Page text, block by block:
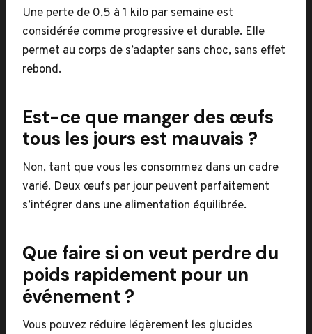
Une perte de 0,5 à 1 kilo par semaine est
considérée comme progressive et durable. Elle
permet au corps de s’adapter sans choc, sans effet
rebond.
Est-ce que manger des œufs
tous les jours est mauvais ?
Non, tant que vous les consommez dans un cadre
varié. Deux œufs par jour peuvent parfaitement
s’intégrer dans une alimentation équilibrée.
Que faire si on veut perdre du
poids rapidement pour un
événement ?
Vous pouvez réduire légèrement les glucides